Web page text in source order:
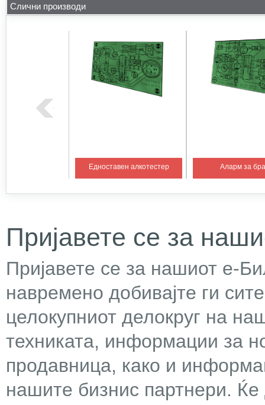
Слични производи
Едноставен алкотестер Аларм за
Пријавете се за
Пријавете се за нашиот е-
навремено добивајте ги
целокупниот делокруг на
техниката, информации за
продавница, како и
нашите бизнис партнери.